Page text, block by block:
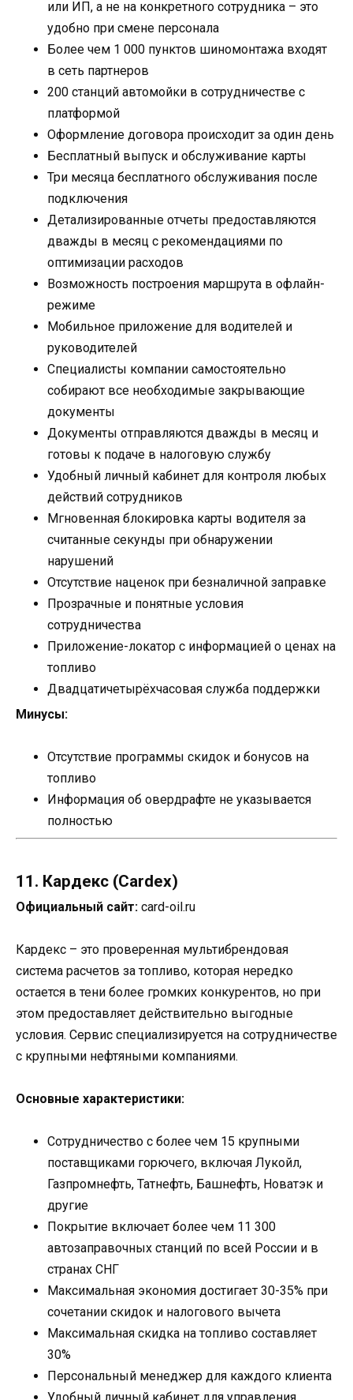
или ИП, а не на конкретного сотрудника – это
удобно при смене персонала
Более чем 1 000 пунктов шиномонтажа входят
в сеть партнеров
200 станций автомойки в сотрудничестве с
платформой
Оформление договора происходит за один день
Бесплатный выпуск и обслуживание карты
Три месяца бесплатного обслуживания после
подключения
Детализированные отчеты предоставляются
дважды в месяц с рекомендациями по
оптимизации расходов
Возможность построения маршрута в офлайн-
режиме
Мобильное приложение для водителей и
руководителей
Специалисты компании самостоятельно
собирают все необходимые закрывающие
документы
Документы отправляются дважды в месяц и
готовы к подаче в налоговую службу
Удобный личный кабинет для контроля любых
действий сотрудников
Мгновенная блокировка карты водителя за
считанные секунды при обнаружении
нарушений
Отсутствие наценок при безналичной заправке
Прозрачные и понятные условия
сотрудничества
Приложение-локатор с информацией о ценах на
топливо
Двадцатичетырёхчасовая служба поддержки
Минусы:
Отсутствие программы скидок и бонусов на
топливо
Информация об овердрафте не указывается
полностью
11. Кардекс (Cardex)
Официальный сайт: card-oil.ru
Кардекс – это проверенная мультибрендовая
система расчетов за топливо, которая нередко
остается в тени более громких конкурентов, но при
этом предоставляет действительно выгодные
условия. Сервис специализируется на сотрудничестве
с крупными нефтяными компаниями.
Основные характеристики:
Сотрудничество с более чем 15 крупными
поставщиками горючего, включая Лукойл,
Газпромнефть, Татнефть, Башнефть, Новатэк и
другие
Покрытие включает более чем 11 300
автозаправочных станций по всей России и в
странах СНГ
Максимальная экономия достигает 30-35% при
сочетании скидок и налогового вычета
Максимальная скидка на топливо составляет
30%
Персональный менеджер для каждого клиента